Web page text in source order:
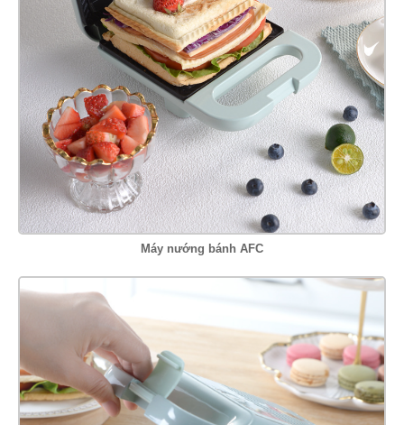
Máy nướng bánh AFC